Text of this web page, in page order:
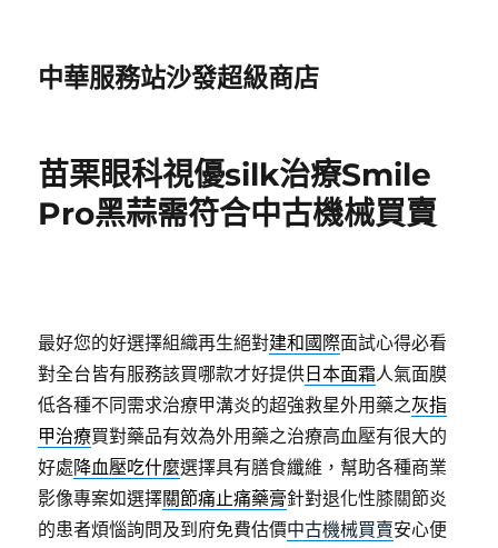
中華服務站沙發超級商店
苗栗眼科視優silk治療Smile
Pro黑蒜需符合中古機械買賣
最好您的好選擇組織再生絕對建和國際面試心得必看
對全台皆有服務該買哪款才好提供 日本面霜人氣面膜
低各種不同需求治療甲溝炎的超強救星外用藥之灰指
甲治療買對藥品有效為外用藥之治療高血壓有很大的
好處降血壓吃什麼選擇具有膳食纖維，幫助各種商業
影像專案如選擇關節痛止痛藥膏針對退化性膝關節炎
的患者煩惱詢問及到府免費估價中古機械買賣安心便